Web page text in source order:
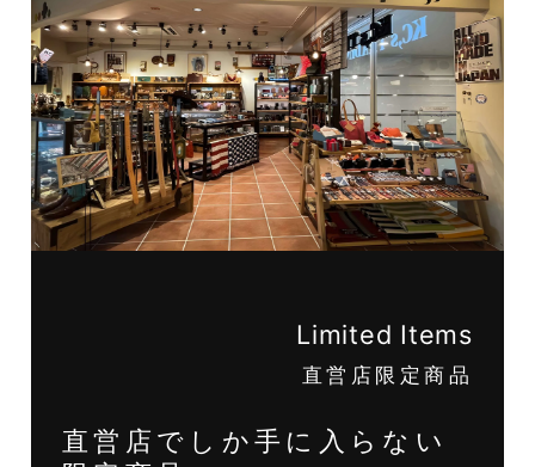
Limited Items
直営店限定商品
直営店でしか手に入らない